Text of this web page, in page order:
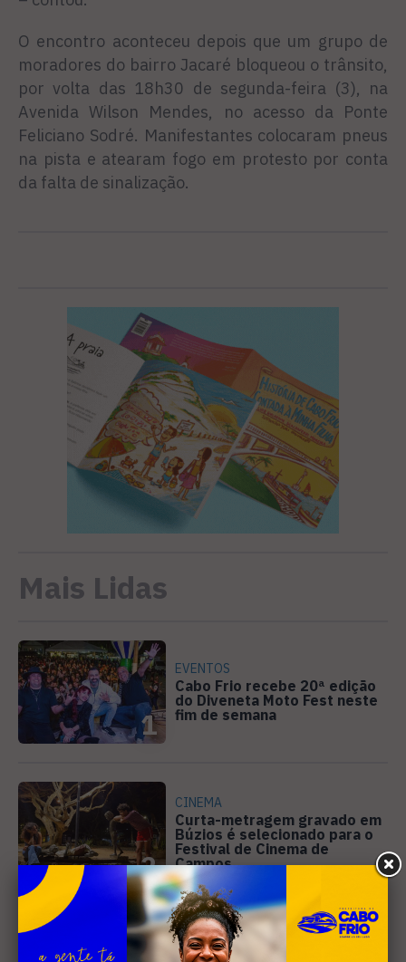
O encontro aconteceu depois que um grupo de
moradores do bairro Jacaré bloqueou o trânsito,
por volta das 18h30 de segunda-feira (3), na
Avenida Wilson Mendes, no acesso da Ponte
Feliciano Sodré. Manifestantes colocaram pneus
na pista e atearam fogo em protesto por conta
da falta de sinalização.
Mais Lidas
1
EVENTOS
Cabo Frio recebe 20ª edição
do Diveneta Moto Fest neste
fim de semana
2
CINEMA
Curta-metragem gravado em
Búzios é selecionado para o
Festival de Cinema de
Campos
DIREITOS HUMANOS